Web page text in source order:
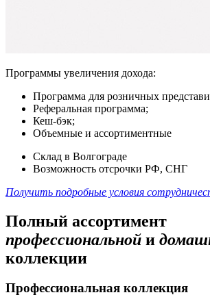
Программы увеличения дохода:
Программа для розничных
Реферальная программа;
Кеш-бэк;
Объемные и ассортиментные
Склад в Волгограде
Возможность отсрочки РФ, СНГ
Получить подробные условия
Полный ассортимент
профессиональной и
коллекции
Профессиональная коллекция